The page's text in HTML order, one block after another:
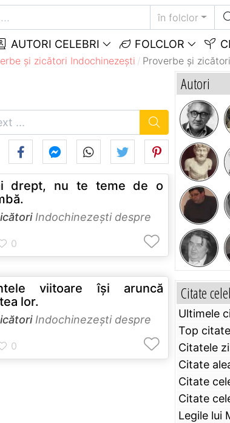
în folclor
AUTORI CELEBRI FOLCLOR
și zicători Indochinezeşti Proverbe și
drept, nu te teme de o
Indochinezeşti despre
viitoare îşi aruncă
lor.
Indochinezeşti despre
Autori
Citate
Ultimele
Top
Citatele
Citate
Citate
Citate
Legile lui